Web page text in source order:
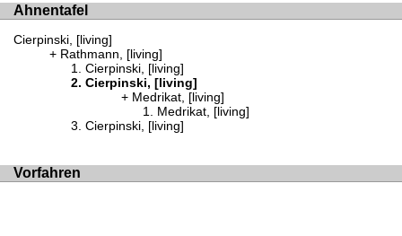
Ahnentafel
Cierpinski, [living]
Rathmann, [living]
Cierpinski, [living]
Cierpinski, [living]
Medrikat, [living]
Medrikat, [living]
Cierpinski, [living]
Vorfahren